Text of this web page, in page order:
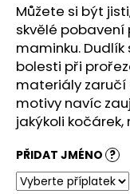
Můžete si být
skvělé
maminku.
bolesti při
materiály zaručí
motivy navíc
jakýkoli
PŘIDAT JMÉNO ?
D
o
p
o
r
u
č
u
j